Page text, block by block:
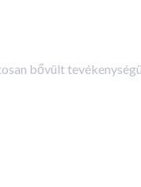
bővült